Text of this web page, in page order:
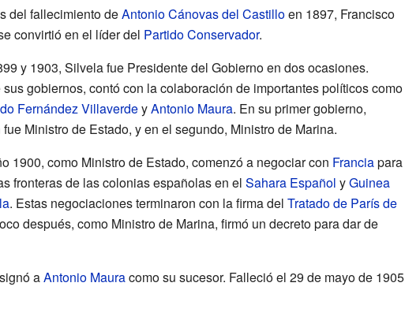
del fallecimiento deAntonio Cánovas del Castilloen 1897, Francisco
convirtió en el líder del Partido Conservador.
y 1903, Silvela fue Presidente del Gobierno en dos ocasiones.
sus gobiernos, contó con la colaboración de importantes políticos como
Fernández VillaverdeyAntonio Maura. En su primer gobierno,
Ministro de Estado, y en el segundo, Ministro de Marina.
1900, como Ministro de Estado, comenzó a negociar con Franciapara
fronteras de las colonias españolas en el Sahara Español yGuinea
. Estas negociaciones terminaron con la firma del Tratado de París de
después, como Ministro de Marina, firmó un decreto para dar de
aAntonio Mauracomo su sucesor. Falleció el 29 de mayo de 1905